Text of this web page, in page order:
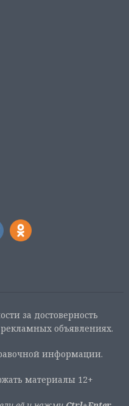
за достоверность
объявлениях.
информации.
материалы 12+